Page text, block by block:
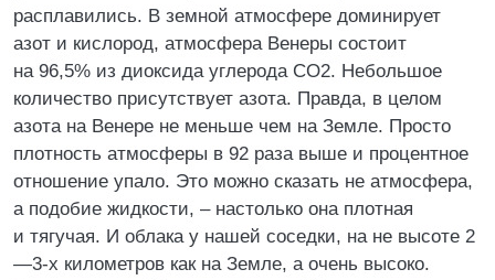
расплавились. В земной атмосфере доминирует
азот и кислород, атмосфера Венеры состоит
на 96,5% из диоксида углерода CO2. Небольшое
количество присутствует азота. Правда, в целом
азота на Венере не меньше чем на Земле. Просто
плотность атмосферы в 92 раза выше и процентное
отношение упало. Это можно сказать не атмосфера,
а подобие жидкости, – настолько она плотная
и тягучая. И облака у нашей соседки, на не высоте 2
—3-х километров как на Земле, а очень высоко.